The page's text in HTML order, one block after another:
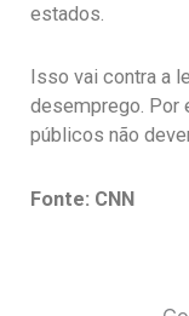
estados.
Isso vai contra a
desemprego. Por
públicos não
Fonte: CNN